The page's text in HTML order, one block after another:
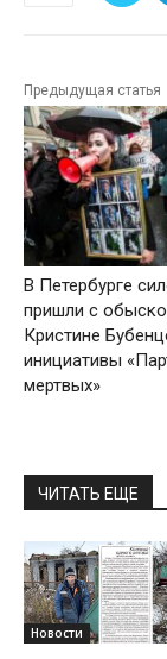
Предыдущая статья
В Петербурге
пришли с
Кристине
инициативы
мертвых»
ЧИТАТЬ ЕЩЕ
Новости